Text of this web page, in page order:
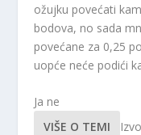
ožujku povećati
bodova, no sada
povećane za 0,25
uopće neće podići
Ja ne
VIŠE O TEMI